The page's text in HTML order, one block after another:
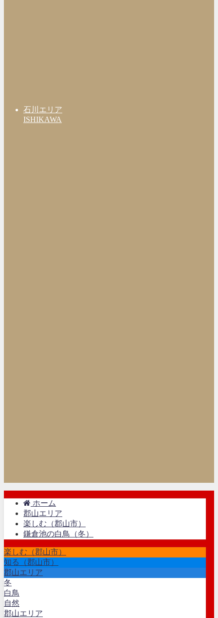
石川エリア
ISHIKAWA
ホーム
郡山エリア
楽しむ（郡山市）
鎌倉池の白鳥（冬）
楽しむ（郡山市）
知る（郡山市）
郡山エリア
冬
白鳥
自然
郡山エリア